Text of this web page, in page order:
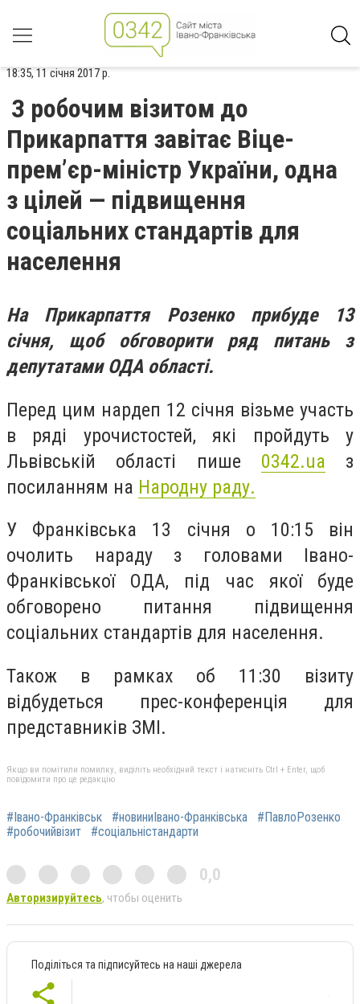
18:35, 11 січня 2017 р.
З робочим візитом до
Прикарпаття завітає Віце-
прем’єр-міністр України, одна
з цілей — підвищення
соціальних стандартів для
населення
На Прикарпаття Розенко прибуде 13
січня, щоб обговорити ряд питань з
депутатами ОДА області.
Перед цим нардеп 12 січня візьме участь
в ряді урочистостей, які пройдуть у
Львівській області пише 0342.ua з
посиланням на Народну раду.
У Франківська 13 січня о 10:15 він
очолить нараду з головами Івано-
Франківської ОДА, під час якої буде
обговорено питання підвищення
соціальних стандартів для населення.
Також в рамках об 11:30 візиту
відбудеться прес-конференція для
представників ЗМІ.
Якщо ви помітили помилку, виділіть необхідний текст і натисніть Ctrl + Enter, щоб
повідомити про це редакцію
#Івано-Франківськ #новиниІвано-Франківська
#ПавлоРозенко
#робочийвізит
#соціальністандарти
0,0
Авторизируйтесь, чтобы оценить
Поділіться та підписуйтесь на наші джерела